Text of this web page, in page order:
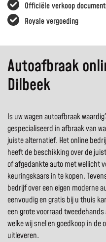
Officiële verkoop
Royale vergoeding
Autoafbraak
Dilbeek
Is uw wagen autoafbraak
gespecialiseerd in afbraak van
juiste alternatief. Het online
heeft de beschikking over de
of afgedankte auto met wellicht
keuringskaars in te kopen.
bedrijf over een eigen moderne
eenvoudig en gratis bij u thuis
een grote voorraad tweedehands
welke wij snel en goedkoop in de
uitleveren.